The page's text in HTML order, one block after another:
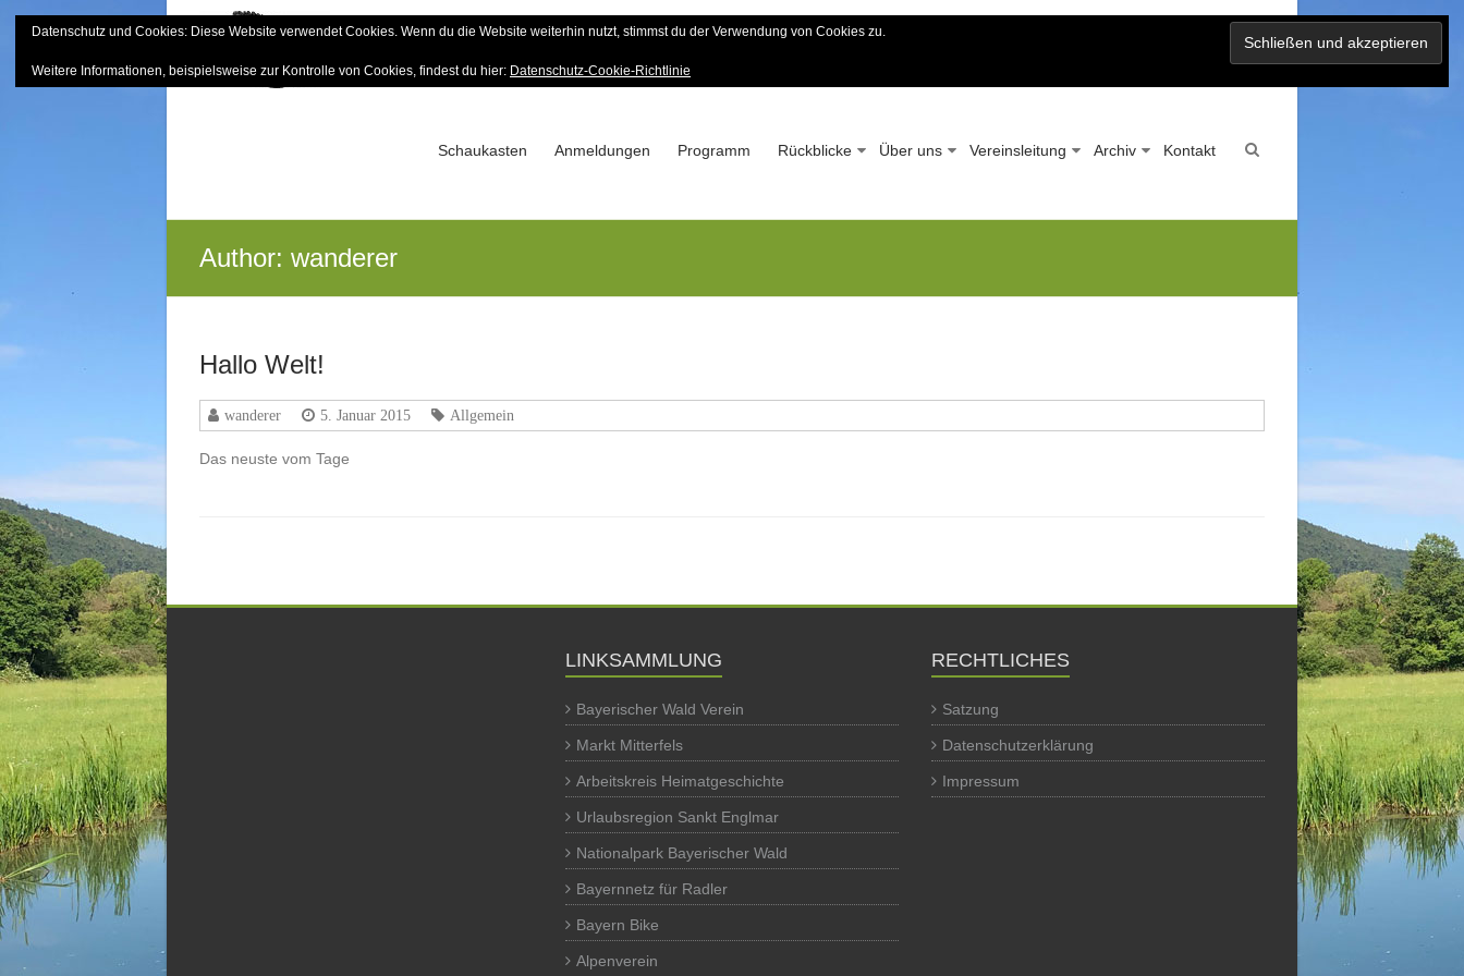
to
Bayerischer Wald-Verein
Sektion Mitterfels e.V. – Seit 1963
Schaukasten Anmeldungen Programm Rückblicke Über uns Vereinsleitung Archiv Kontakt
Author: wanderer
Hallo Welt!
wanderer 5. Januar 2015 Allgemein
Das neuste vom Tage
LINKSAMMLUNG
Bayerischer Wald Verein
Markt Mitterfels
Arbeitskreis Heimatgeschichte
Urlaubsregion Sankt Englmar
Nationalpark Bayerischer Wald
Bayernnetz für Radler
Bayern Bike
Alpenverein
RECHTLICHES
Satzung
Datenschutzerklärung
Impressum
Datenschutz und Cookies: Diese Website verwendet Cookies. Wenn du die Website weiterhin nutzt, stimmst du der Verwendung von Cookies zu.
Weitere Informationen, beispielsweise zur Kontrolle von Cookies, findest du hier: Datenschutz-Cookie-Richtlinie